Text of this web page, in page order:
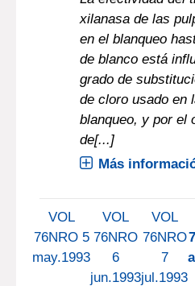
xilanasa de las
en el blanqueo
de blanco está
grado de
de cloro usado en
blanqueo, y por el
de[...]
Más
VOL
76NRO 5
may.1993
VOL
76NRO
6
jun.1993
VOL
76NRO
7
jul.1993